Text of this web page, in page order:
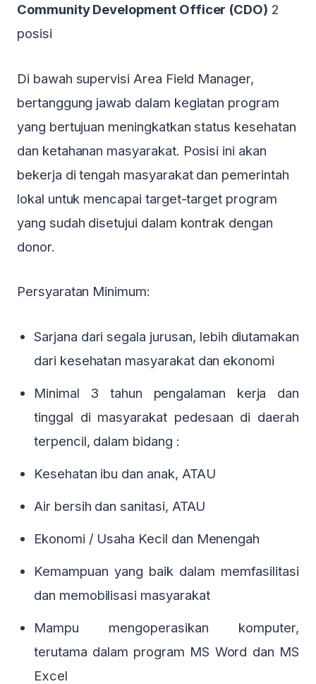
Community Development Officer (CDO) 2
posisi
Di bawah supervisi Area Field Manager,
bertanggung jawab dalam kegiatan program
yang bertujuan meningkatkan status kesehatan
dan ketahanan masyarakat. Posisi ini akan
bekerja di tengah masyarakat dan pemerintah
lokal untuk mencapai target-target program
yang sudah disetujui dalam kontrak dengan
donor.
Persyaratan Minimum:
Sarjana dari segala jurusan, lebih diutamakan
dari kesehatan masyarakat dan ekonomi
Minimal 3 tahun pengalaman kerja dan
tinggal di masyarakat pedesaan di daerah
terpencil, dalam bidang :
Kesehatan ibu dan anak, ATAU
Air bersih dan sanitasi, ATAU
Ekonomi / Usaha Kecil dan Menengah
Kemampuan yang baik dalam memfasilitasi
dan memobilisasi masyarakat
Mampu mengoperasikan komputer,
terutama dalam program MS Word dan MS
Excel